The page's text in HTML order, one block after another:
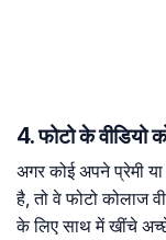
4. फोटो के वीडियो
अगर कोई अपने प्रेमी
है, तो वे फोटो कोलाज
के लिए साथ में खींचे